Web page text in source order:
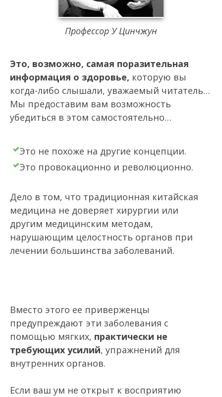
Профессор У Цинчжун
Это, возможно, самая поразительная
информация о здоровье, которую вы
когда-либо слышали, уважаемый читатель…
Мы предоставим вам возможность
убедиться в этом самостоятельно…
Это не похоже на другие концепции.
Это провокационно и революционно.
Дело в том, что традиционная китайская
медицина не доверяет хирургии или
другим медицинским методам,
нарушающим целостность органов при
лечении большинства заболеваний.
Вместо этого ее приверженцы
предупреждают эти заболевания с
помощью мягких, практически не
требующих усилий, упражнений для
внутренних органов.
Если ваш ум не открыт к восприятию